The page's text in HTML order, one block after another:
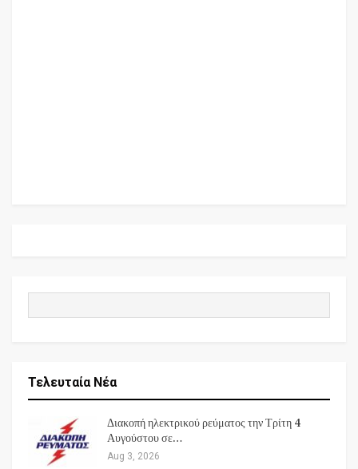
Τελευταία Νέα
Διακοπή ηλεκτρικού ρεύματος την Τρίτη 4
Αυγούστου σε…
Aug 3, 2026